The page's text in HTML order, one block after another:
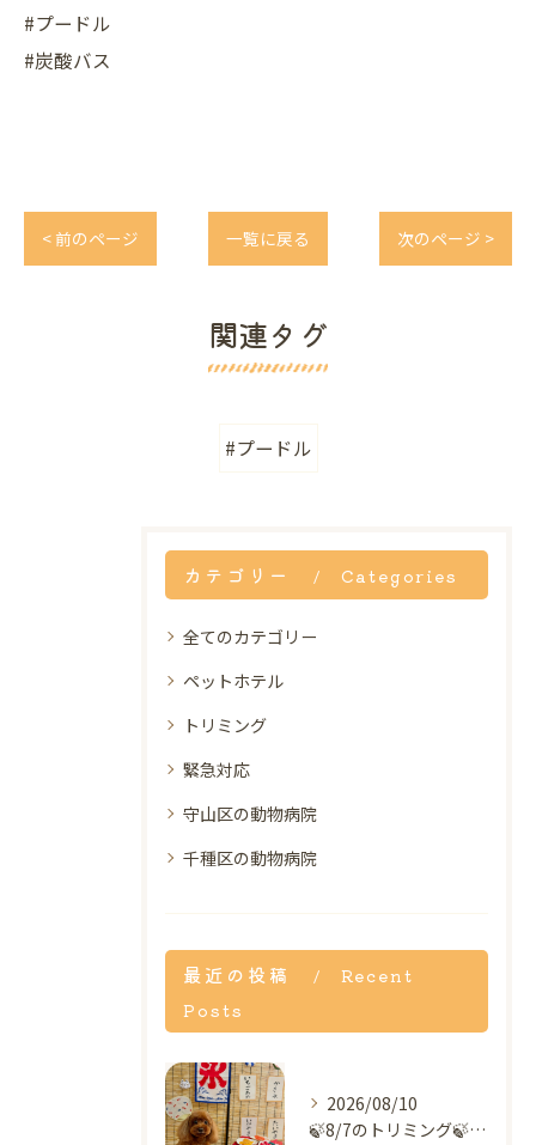
#プードル
#炭酸バス
< 前のページ 一覧に戻る 次のページ >
関連タグ
#プードル
カテゴリー Categories
全てのカテゴリー
ペットホテル
トリミング
緊急対応
守山区の動物病院
千種区の動物病院
最近の投稿
Recent
Posts
2026/08/10
🍃8/7のトリミング🍃プードル🐶｜名東区・千種区・守山区の動...